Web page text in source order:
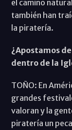
el camino
también han
la piratería.
¿Apostamos
dentro de la
TOÑO: En
grandes
valoran y la
piratería un